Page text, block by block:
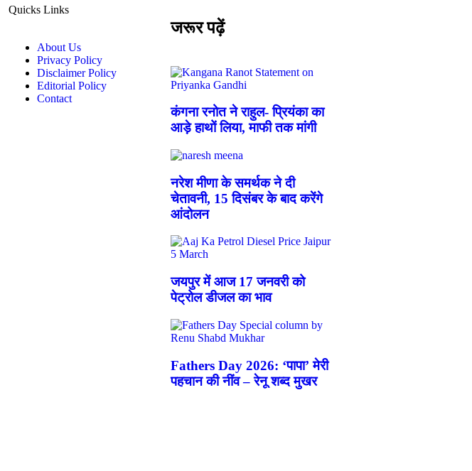
Quicks Links
About Us
Privacy Policy
Disclaimer Policy
Editorial Policy
Contact
जरूर पढ़ें
कंगना रनोत ने राहुल- प्रियंका का
आड़े हाथों लिया, माफी तक मांगी
नरेश मीणा के समर्थक ने दी
चेतावनी, 15 दिसंबर के बाद करेंगे
आंदोलन
जयपुर में आज 17 जनवरी को
पेट्रोल डीजल का भाव
Fathers Day 2026: ‘पापा’ मेरी
पहचान की नींव – रेनू शब्द मुखर